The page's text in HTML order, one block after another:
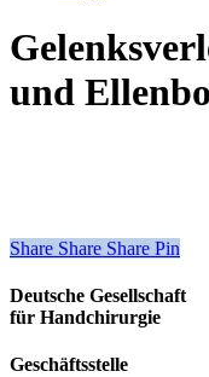
und
Share
Share Share Share Pin
Deutsche Gesellschaft
für Handchirurgie
Geschäftsstelle